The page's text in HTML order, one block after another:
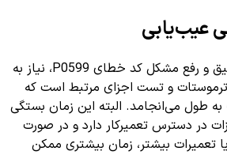
عیب‌یابی
عموماً برای شناسایی دقیق و رفع مشکل کد خطای P0599، نیاز به
و تست اجزای مرتبط است که
به طول می‌انجامد. البته این زمان بستگی
در دسترس تعمیرکار دارد و در صورت
تعمیرات بیشتر، زمان بیشتری ممکن